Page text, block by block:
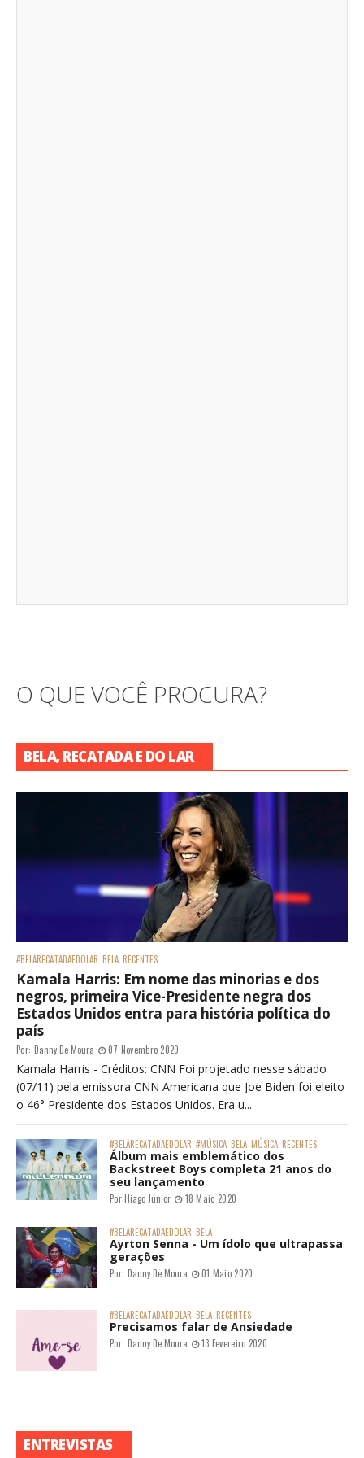
O QUE VOCÊ PROCURA?
BELA, RECATADA E DO LAR
#BELARECATADAEDOLAR BELA RECENTES
Kamala Harris: Em nome das minorias e dos
negros, primeira Vice-Presidente negra dos
Estados Unidos entra para história política do
país
Por: Danny De Moura 07 Novembro 2020
Kamala Harris - Créditos: CNN Foi projetado nesse sábado
(07/11) pela emissora CNN Americana que Joe Biden foi eleito
o 46° Presidente dos Estados Unidos. Era u...
#BELARECATADAEDOLAR #MÚSICA BELA MÚSICA RECENTES
Álbum mais emblemático dos
Backstreet Boys completa 21 anos do
seu lançamento
Por:Hiago Júnior 18 Maio 2020
#BELARECATADAEDOLAR BELA
Ayrton Senna - Um ídolo que ultrapassa
gerações
Por: Danny De Moura 01 Maio 2020
#BELARECATADAEDOLAR BELA RECENTES
Precisamos falar de Ansiedade
Por: Danny De Moura 13 Fevereiro 2020
ENTREVISTAS